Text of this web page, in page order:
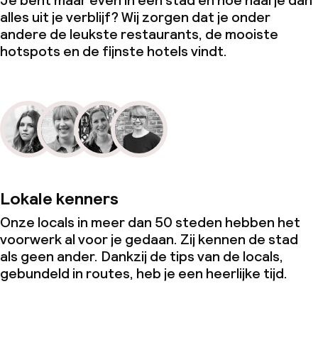
alles uit je verblijf? Wij zorgen dat je onder
andere de leukste restaurants, de mooiste
hotspots en de fijnste hotels vindt.
Lokale kenners
Onze locals in meer dan 50 steden hebben het
voorwerk al voor je gedaan. Zij kennen de stad
als geen ander. Dankzij de tips van de locals,
gebundeld in routes, heb je een heerlijke tijd.